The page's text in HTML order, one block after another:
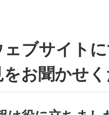
ェブサイト
をお聞かせ